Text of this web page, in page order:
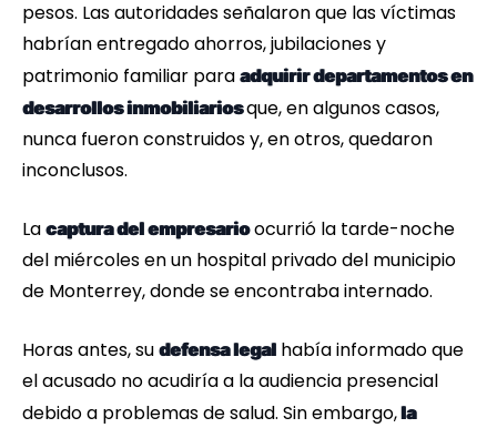
pesos. Las autoridades señalaron que las víctimas
habrían entregado ahorros, jubilaciones y
patrimonio familiar para adquirir departamentos en
desarrollos inmobiliariosque, en algunos casos,
nunca fueron construidos y, en otros, quedaron
inconclusos.
La captura del empresarioocurrió la tarde-noche
del miércoles en un hospital privado del municipio
de Monterrey, donde se encontraba internado.
Horas antes, su defensa legal había informado que
el acusado no acudiría a la audiencia presencial
debido a problemas de salud. Sin embargo,la